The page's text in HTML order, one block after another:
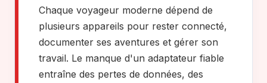
Chaque voyageur moderne dépend de
plusieurs appareils pour rester connecté,
documenter ses aventures et gérer son
travail. Le manque d'un adaptateur fiable
entraîne des pertes de données, des